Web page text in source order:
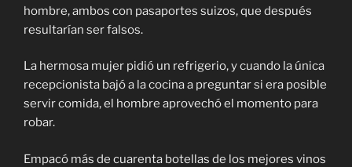
hombre, ambos con pasaportes suizos, que después
resultarían ser falsos.
La hermosa mujer pidió un refrigerio, y cuando la única
recepcionista bajó a la cocina a preguntar si era posible
servir comida, el hombre aprovechó el momento para
robar.
Empacó más de cuarenta botellas de los mejores vinos